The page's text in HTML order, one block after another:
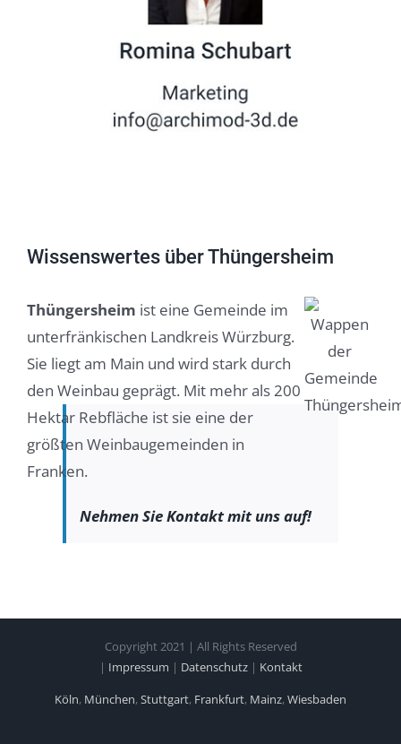
Wissenswertes über Thüngersheim
Thüngersheim ist eine Gemeinde im
unterfränkischen Landkreis Würzburg.
Sie liegt am Main und wird stark durch
den Weinbau geprägt. Mit mehr als 200
Hektar Rebfläche ist sie eine der
größten Weinbaugemeinden in
Franken.
Nehmen Sie Kontakt mit uns auf!
Copyright 2021 | All Rights Reserved
| Impressum | Datenschutz| Kontakt
Köln, München,Stuttgart, Frankfurt, Mainz,Wiesbaden